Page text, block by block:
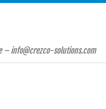
– info@crezco-solutions.com